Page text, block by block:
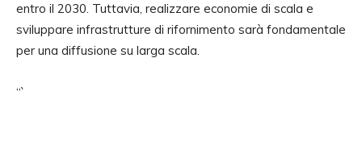
entro il 2030. Tuttavia, realizzare economie di scala e
sviluppare infrastrutture di rifornimento sarà fondamentale
per una diffusione su larga scala.
“`